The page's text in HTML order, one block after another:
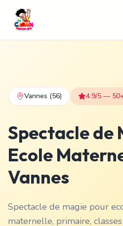
Vannes (56) 4.9/5 —
Spectacle de
Ecole
Vannes
Spectacle de magie pour
maternelle, primaire,